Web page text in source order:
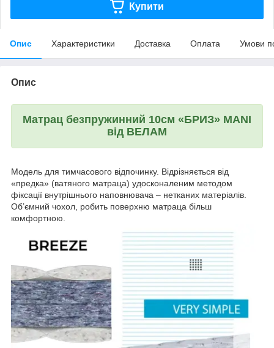
Купити
Опис Характеристики Доставка Оплата Умови
Опис
Матрац безпружинний 10см «БРИЗ» MANI
від ВЕЛАМ
Модель для тимчасового відпочинку. Відрізняється від
«предка» (ватяного матраца) удосконаленим методом
фіксації внутрішнього наповнювача – нетканих матеріалів.
Об’ємний чохол, робить поверхню матраца більш
комфортною.